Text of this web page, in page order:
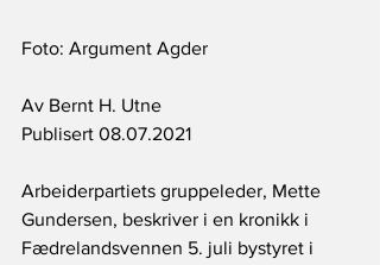
Foto: Argument Agder
Av Bernt H. Utne
Publisert 08.07.2021
Arbeiderpartiets gruppeleder, Mette
Gundersen, beskriver i en kronikk i
Fædrelandsvennen 5. juli bystyret i